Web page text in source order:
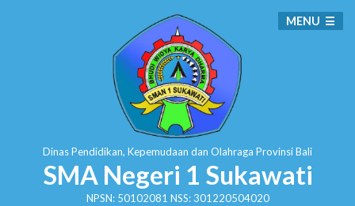
Dinas Pendidikan, Kepemudaan dan Olahraga Provinsi Bali
SMA Negeri 1 Sukawati
NPSN: 50102081 NSS: 301220504020
MENU